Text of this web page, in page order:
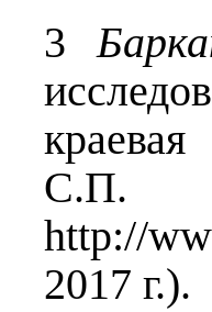
3
С.П.
http://
2017 г.).